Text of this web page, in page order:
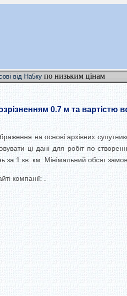
від На5ку по низьким цінам
0.7 м та вартістю
на основі архівних
ці дані для робіт по
за 1 кв. км. Мінімальний обсяг
компанії: .